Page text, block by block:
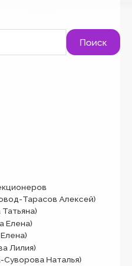
Поиск
Тарасов Алексей)
Елена)
Лилия)
Наталья)